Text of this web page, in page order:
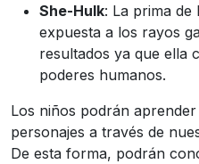
She-Hulk: La prima de
expuesta a los rayos
resultados ya que ella
poderes humanos.
Los niños podrán
personajes a través de
De esta forma, podrán